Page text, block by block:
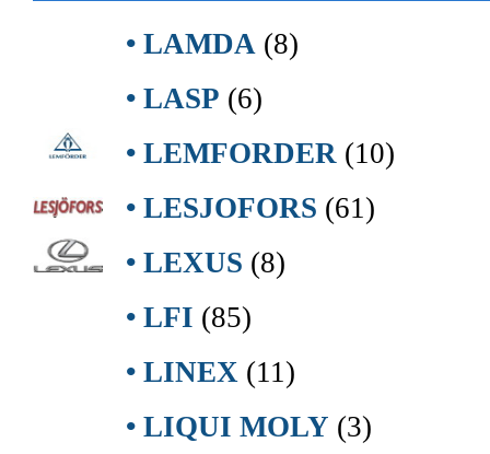
• LAMDA (8)
• LASP (6)
• LEMFORDER (10)
• LESJOFORS (61)
• LEXUS (8)
• LFI (85)
• LINEX (11)
• LIQUI MOLY (3)